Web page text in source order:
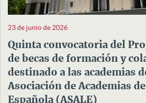
23 de junio de 2026
Quinta convocatoria del
de becas de formación y
destinado a las academias
Asociación de Academias
Española (ASALE)